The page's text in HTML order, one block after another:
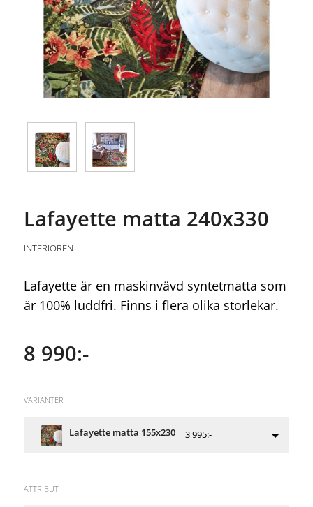
Lafayette matta 240x330
INTERIÖREN
Lafayette är en maskinvävd syntetmatta som
är 100% luddfri. Finns i flera olika storlekar.
8 990:-
VARIANTER
Lafayette matta 155x230 3 995:-
ATTRIBUT